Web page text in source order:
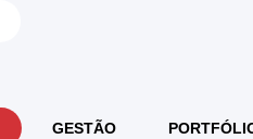
GESTÃO